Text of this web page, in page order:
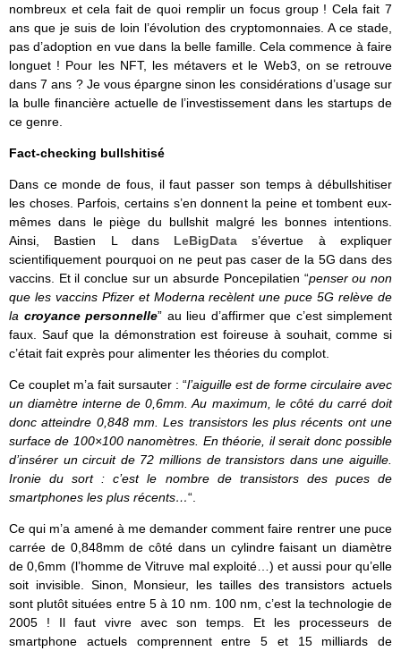
nombreux et cela fait de quoi remplir un focus group ! Cela fait 7
ans que je suis de loin l’évolution des cryptomonnaies. A ce stade,
pas d’adoption en vue dans la belle famille. Cela commence à faire
longuet ! Pour les NFT, les métavers et le Web3, on se retrouve
dans 7 ans ? Je vous épargne sinon les considérations d’usage sur
la bulle financière actuelle de l’investissement dans les startups de
ce genre.
Fact-checking bullshitisé
Dans ce monde de fous, il faut passer son temps à débullshitiser
les choses. Parfois, certains s’en donnent la peine et tombent eux-
mêmes dans le piège du bullshit malgré les bonnes intentions.
Ainsi, Bastien L dans LeBigData s’évertue à expliquer
scientifiquement pourquoi on ne peut pas caser de la 5G dans des
vaccins. Et il conclue sur un absurde Poncepilatien “penser ou non
que les vaccins Pfizer et Moderna recèlent une puce 5G relève de
la croyance personnelle” au lieu d’affirmer que c’est simplement
faux. Sauf que la démonstration est foireuse à souhait, comme si
c’était fait exprès pour alimenter les théories du complot.
Ce couplet m’a fait sursauter : “l’aiguille est de forme circulaire avec
un diamètre interne de 0,6mm. Au maximum, le côté du carré doit
donc atteindre 0,848 mm. Les transistors les plus récents ont une
surface de 100×100 nanomètres. En théorie, il serait donc possible
d’insérer un circuit de 72 millions de transistors dans une aiguille.
Ironie du sort : c’est le nombre de transistors des puces de
smartphones les plus récents…“.
Ce qui m’a amené à me demander comment faire rentrer une puce
carrée de 0,848mm de côté dans un cylindre faisant un diamètre
de 0,6mm (l’homme de Vitruve mal exploité…) et aussi pour qu’elle
soit invisible. Sinon, Monsieur, les tailles des transistors actuels
sont plutôt situées entre 5 à 10 nm. 100 nm, c’est la technologie de
2005 ! Il faut vivre avec son temps. Et les processeurs de
smartphone actuels comprennent entre 5 et 15 milliards de